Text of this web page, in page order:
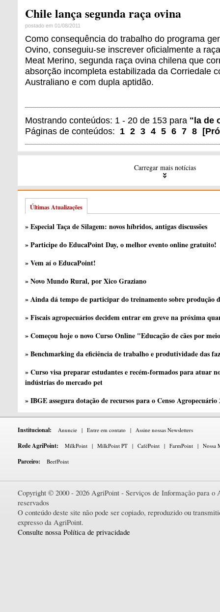
Chile lança segunda raça ovina
postado em 01/08/2011
Como consequência do trabalho do programa
Ovino, conseguiu-se inscrever oficialmente a
Meat Merino, segunda raça ovina chilena que
absorção incompleta estabilizada da Corriedale
Australiano e com dupla aptidão.
Mostrando conteúdos: 1 - 20 de 153 para "la de
Páginas de conteúdos: 1 2 3 4 5 6 7 8 [
Carregar mais notícias
Últimas Atualizações
» Especial Taça de Silagem: novos híbridos, antigas discussões
» Participe do EducaPoint Day, o melhor evento online gratuito!
» Vem aí o EducaPoint!
» Novo Mundo Rural, por Xico Graziano
» Ainda dá tempo de participar do treinamento sobre produção
» Fiscais agropecuários decidem entrar em greve na próxima
» Começou hoje o novo Curso Online "Educação de cães por
» Benchmarking da eficiência de trabalho e produtividade das
» Curso visa preparar estudantes e recém-formados para atuar
indústrias do mercado pet
» IBGE assegura dotação de recursos para o Censo Agropecuário
Institucional: Anuncie | Entre em contato | Assine nossas Newsletters
Rede AgriPoint: MilkPoint | MilkPoint PT | CaféPoint | FarmPoint | Nossa
Parceiro: BeefPoint
Copyright © 2000 - 2026 AgriPoint - Serviços de Informação para o
reservados
O conteúdo deste site não pode ser copiado, reproduzido ou
expresso da AgriPoint.
Consulte nossa Política de privacidade